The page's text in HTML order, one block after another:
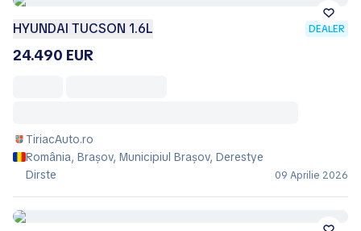
HYUNDAI TUCSON 1.6L DEALER
24.490 EUR
TiriacAuto.ro
România, Brașov, Municipiul Braşov, Derestye
Dirste
09 Aprilie 2026